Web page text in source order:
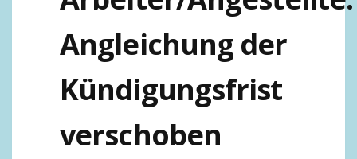
Angleichung der
Kündigungsfrist
verschoben